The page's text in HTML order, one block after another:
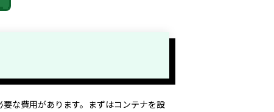
な費用があります。まずはコンテナを設